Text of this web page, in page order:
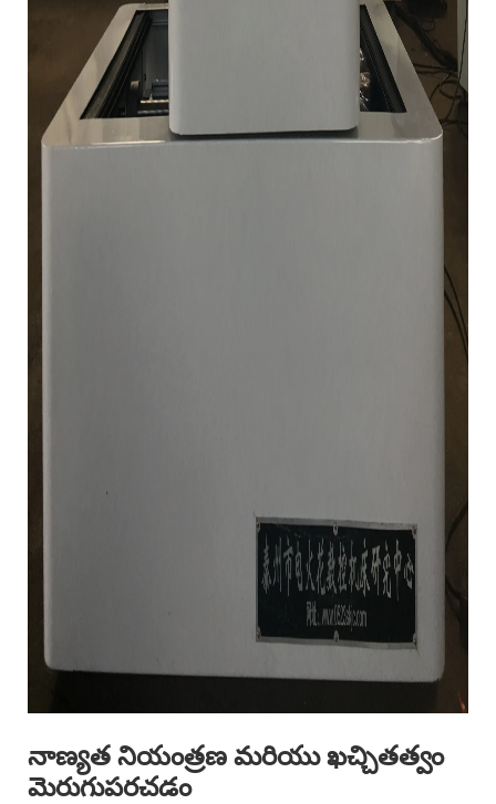
నాణ్యత నియంత్రణ మరియు ఖచ్చితత్వం
మెరుగుపరచడం